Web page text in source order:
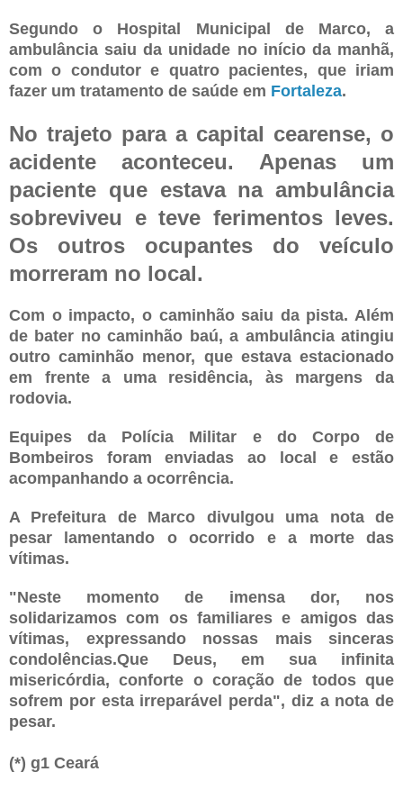
Segundo o Hospital Municipal de Marco, a
ambulância saiu da unidade no início da manhã,
com o condutor e quatro pacientes, que iriam
fazer um tratamento de saúde em Fortaleza.
No trajeto para a capital cearense, o
acidente aconteceu. Apenas um
paciente que estava na ambulância
sobreviveu e teve ferimentos leves.
Os outros ocupantes do veículo
morreram no local.
Com o impacto, o caminhão saiu da pista. Além
de bater no caminhão baú, a ambulância atingiu
outro caminhão menor, que estava estacionado
em frente a uma residência, às margens da
rodovia.
Equipes da Polícia Militar e do Corpo de
Bombeiros foram enviadas ao local e estão
acompanhando a ocorrência.
A Prefeitura de Marco divulgou uma nota de
pesar lamentando o ocorrido e a morte das
vítimas.
"Neste momento de imensa dor, nos
solidarizamos com os familiares e amigos das
vítimas, expressando nossas mais sinceras
condolências.Que Deus, em sua infinita
misericórdia, conforte o coração de todos que
sofrem por esta irreparável perda", diz a nota de
pesar.
(*) g1 Ceará